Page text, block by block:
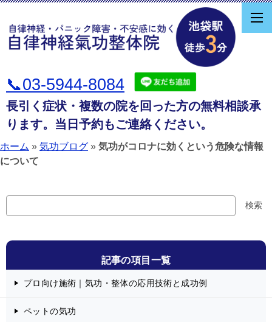
📞03-5944-8084
長引く症状・複数の院を回った方の無料相談承
ります。当日予約もご連絡ください。
ホーム » 気功ブログ » 気功がコロナに効くという危険な情報
について
索
検索
記事の項目一覧
プロ向け施術｜気功・整体の応用技術と成功例
ペットの気功